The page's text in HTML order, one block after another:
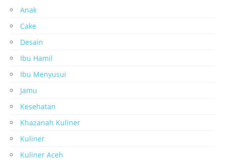
Anak
Cake
Desain
Ibu Hamil
Ibu Menyusui
Jamu
Kesehatan
Khazanah Kuliner
Kuliner
Kuliner Aceh